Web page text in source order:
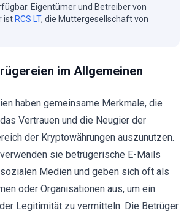
Eigentümer und Betreiber von
ist RCS LT, die Muttergesellschaft von
im Allgemeinen
haben gemeinsame Merkmale, die
Vertrauen und die Neugier der
der Kryptowährungen auszunutzen.
sie betrügerische E-Mails
Medien und geben sich oft als
oder Organisationen aus, um ein
Legitimität zu vermitteln. Die Betrüger